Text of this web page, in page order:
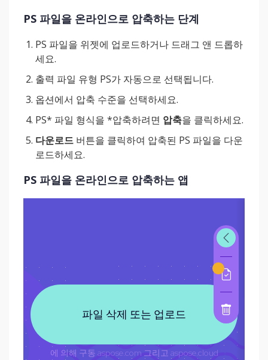
PS 파일을 온라인으로 압축하는 단계
PS 파일을 위젯에 업로드하거나 드래그 앤 드롭하
세요.
출력 파일 유형 PS가 자동으로 선택됩니다.
옵션에서 압축 수준을 선택하세요.
PS* 파일 형식을 *압축하려면 압축을 클릭하세요.
다운로드 버튼을 클릭하여 압축된 PS 파일을 다운
로드하세요.
PS 파일을 온라인으로 압축하는 앱